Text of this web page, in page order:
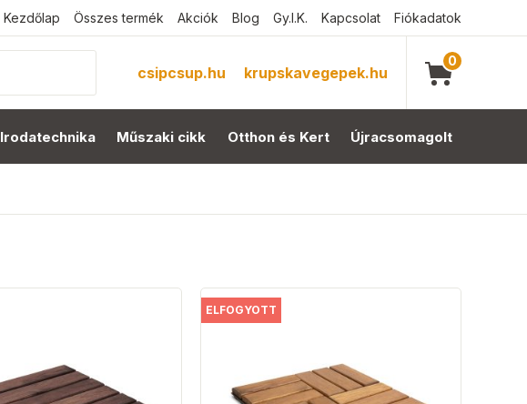
Kezdőlap Összes termék Akciók Blog Gy.I.K. Kapcsolat Fiókadatok
csipcsup.hu krupskavegepek.hu
0
Irodatechnika Műszaki cikk Otthon és Kert Újracsomagolt
ELFOGYOTT